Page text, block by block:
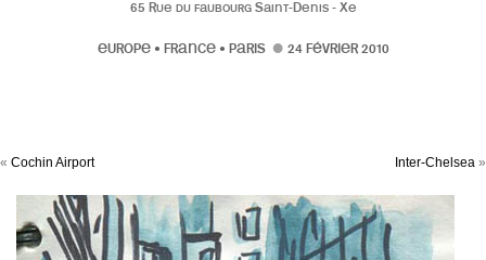
65 Rue du faubourg Saint-Denis - Xe
EUROPE• FRANCE• PARIS 24 FÉVRIER 2010
« Cochin Airport Inter-Chelsea »